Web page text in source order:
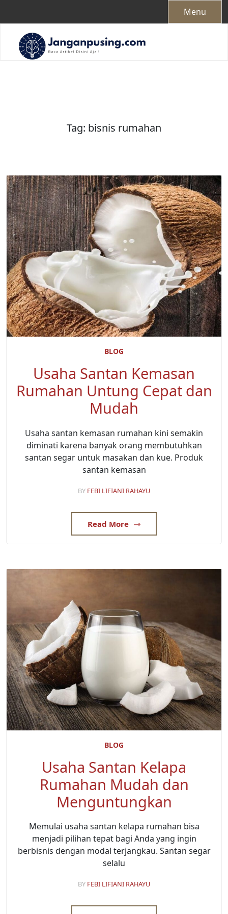
content
Menu
Tag: bisnis rumahan
BLOG
Usaha Santan Kemasan
Rumahan Untung Cepat dan
Mudah
Usaha santan kemasan rumahan kini semakin
diminati karena banyak orang membutuhkan
santan segar untuk masakan dan kue. Produk
santan kemasan
BY FEBI LIFIANI RAHAYU
Read More
BLOG
Usaha Santan Kelapa
Rumahan Mudah dan
Menguntungkan
Memulai usaha santan kelapa rumahan bisa
menjadi pilihan tepat bagi Anda yang ingin
berbisnis dengan modal terjangkau. Santan segar
selalu
BY FEBI LIFIANI RAHAYU